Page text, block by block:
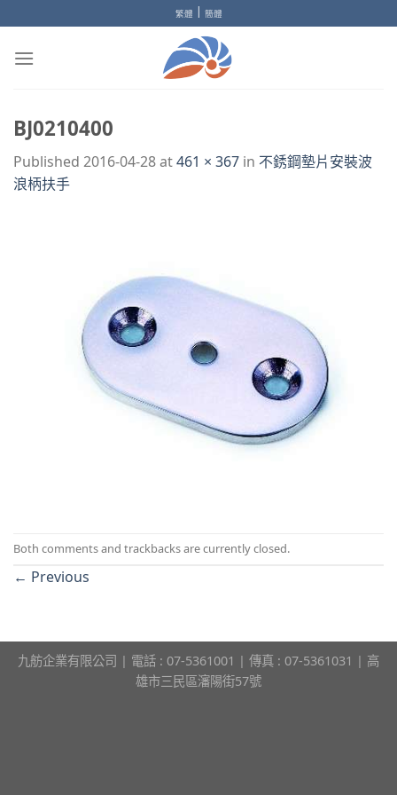
to
content
繁體 | 簡體
BJ0210400
Published 2016-04-28at461 × 367 in 不銹鋼墊片安裝波
浪柄扶手
Both comments and trackbacks are currently closed.
← Previous
九舫企業有限公司 | 電話 : 07-5361001 | 傳真 : 07-5361031 | 高
雄市三民區瀋陽街57號